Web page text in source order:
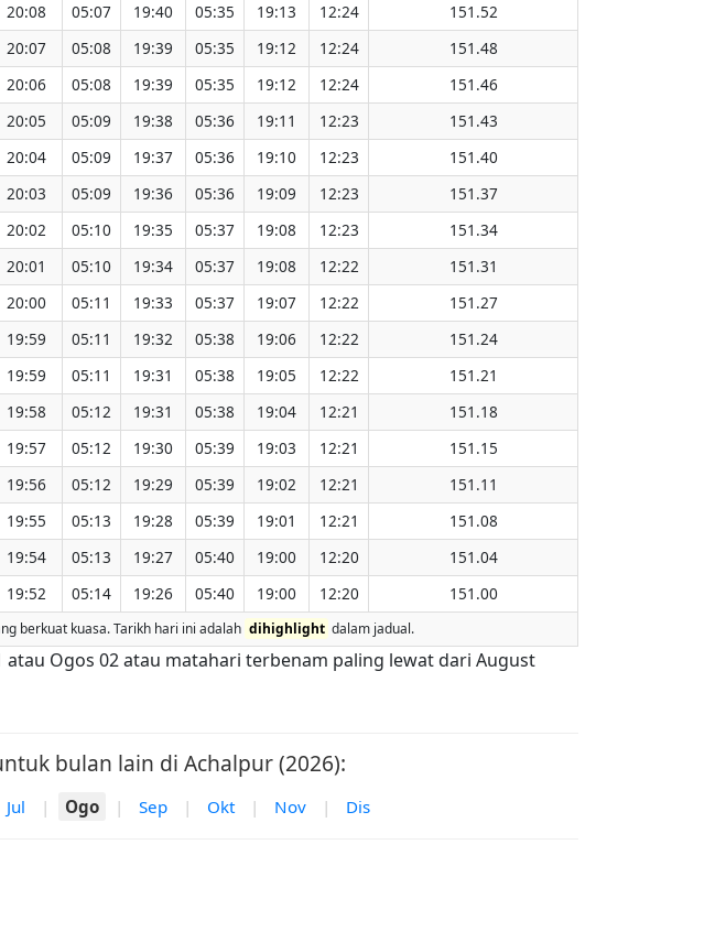
20:08 05:07 19:40 05:35 19:13 12:24
151.52
20:07 05:08 19:39 05:35 19:12 12:24
151.48
20:06 05:08 19:39 05:35 19:12 12:24
151.46
20:05 05:09 19:38 05:36 19:11 12:23
151.43
20:04 05:09 19:37 05:36 19:10 12:23
151.40
20:03 05:09 19:36 05:36 19:09 12:23
151.37
20:02 05:10 19:35 05:37 19:08 12:23
151.34
20:01 05:10 19:34 05:37 19:08 12:22
151.31
20:00 05:11 19:33 05:37 19:07 12:22
151.27
19:59 05:11 19:32 05:38 19:06 12:22
151.24
19:59 05:11 19:31 05:38 19:05 12:22
151.21
19:58 05:12 19:31 05:38 19:04 12:21
151.18
19:57 05:12 19:30 05:39 19:03 12:21
151.15
19:56 05:12 19:29 05:39 19:02 12:21
151.11
19:55 05:13 19:28 05:39 19:01 12:21
151.08
19:54 05:13 19:27 05:40 19:00 12:20
151.04
19:52 05:14 19:26 05:40 19:00 12:20 151.00
berkuat kuasa. Tarikh hari ini adalah dihighlight dalam jadual.
Ogos 02 atau matahari terbenam paling lewat dari August
bulan lain di Achalpur (2026):
Jul | Ogo | Sep | Okt | Nov | Dis